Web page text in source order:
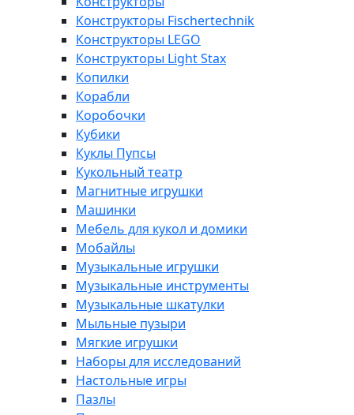
Конструкторы Fisсhertechnik
Конструкторы LEGO
Конструкторы Light Stax
Копилки
Корабли
Коробочки
Кубики
Куклы Пупсы
Кукольный театр
Магнитные игрушки
Машинки
Мебель для кукол и домики
Мобайлы
Музыкальные игрушки
Музыкальные инструменты
Музыкальные шкатулки
Мыльные пузыри
Мягкие игрушки
Наборы для исследований
Настольные игры
Пазлы